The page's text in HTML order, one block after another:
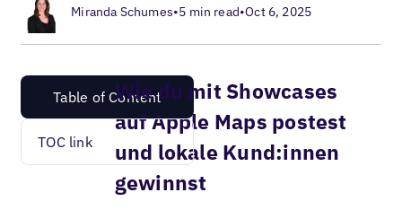
Miranda Schumes•5 min read•Oct 6, 2025
Table of Content
TOC link
Wie du mit Showcases
auf Apple Maps postest
und lokale Kund:innen
gewinnst